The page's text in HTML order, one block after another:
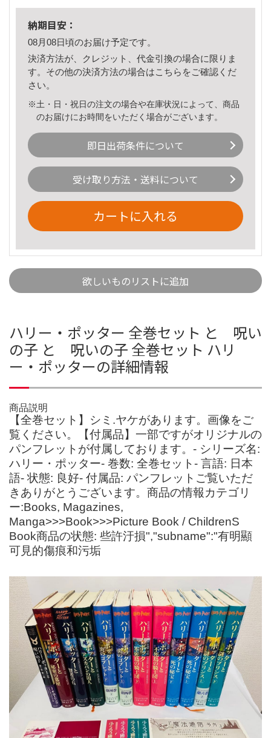
納期目安：
08月08日頃のお届け予定です。
決済方法が、クレジット、代金引換の場合に限りま
す。その他の決済方法の場合はこちら をご確認くだ
さい。
※土・日・祝日の注文の場合や在庫状況によって、商品
のお届けにお時間をいただく場合がございます。
即日出荷条件について
受け取り方法・送料について
カートに入れる
欲しいものリストに追加
ハリー・ポッター 全巻セット と 呪い
の子 と 呪いの子 全巻セット ハリ
ー・ポッターの詳細情報
商品説明
【全巻セット】シミ.ヤケがあります。画像をご
覧ください。【付属品】一部ですがオリジナルの
パンフレットが付属しております。- シリーズ名:
ハリー・ポッター- 巻数: 全巻セット- 言語: 日本
語- 状態: 良好- 付属品: パンフレットご覧いただ
きありがとうございます。商品の情報カテゴリ
ー:Books, Magazines,
Manga>>>Book>>>Picture Book / ChildrenS
Book商品の状態: 些許汙損","subname":"有明顯
可見的傷痕和污垢